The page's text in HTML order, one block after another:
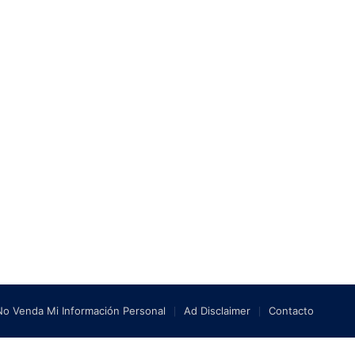
Venda Mi Información Personal Ad Disclaimer Contacto